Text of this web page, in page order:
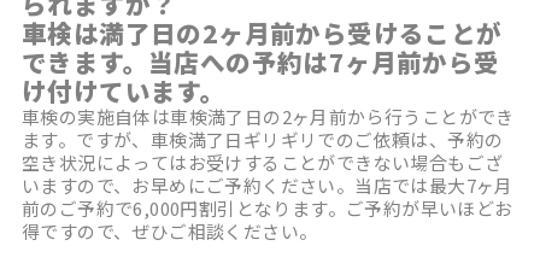
車検は満了日の2ヶ月前から受けることが
できます。当店への予約は7ヶ月前から受
け付けています。
車検の実施自体は車検満了日の2ヶ月前から行うことができ
ます。ですが、車検満了日ギリギリでのご依頼は、予約の
空き状況によってはお受けすることができない場合もござ
いますので、お早めにご予約ください。当店では最大7ヶ月
前のご予約で6,000円割引となります。ご予約が早いほどお
得ですので、ぜひご相談ください。